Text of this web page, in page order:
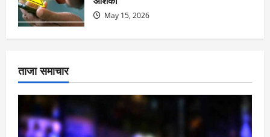
May 15, 2026
ताजा समाचार